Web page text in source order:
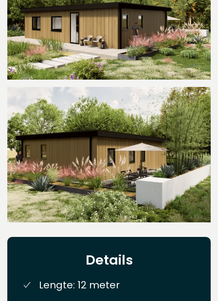
Details
Lengte: 12 meter